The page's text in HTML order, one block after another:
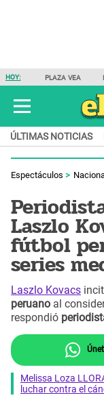
HOY: PLAZA VEA
ÚLTIMAS NOTICIAS
Espectáculos
Laszlo
fútbol
series
Laszlo Kovacs
peruano al
respondió
Melissa Loza
luchar contra el